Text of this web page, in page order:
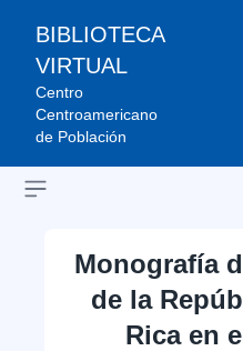
BIBLIOTECA
VIRTUAL
Centro
Centroamericano
de Población
Open sidebar
Monografía
de la
Rica en